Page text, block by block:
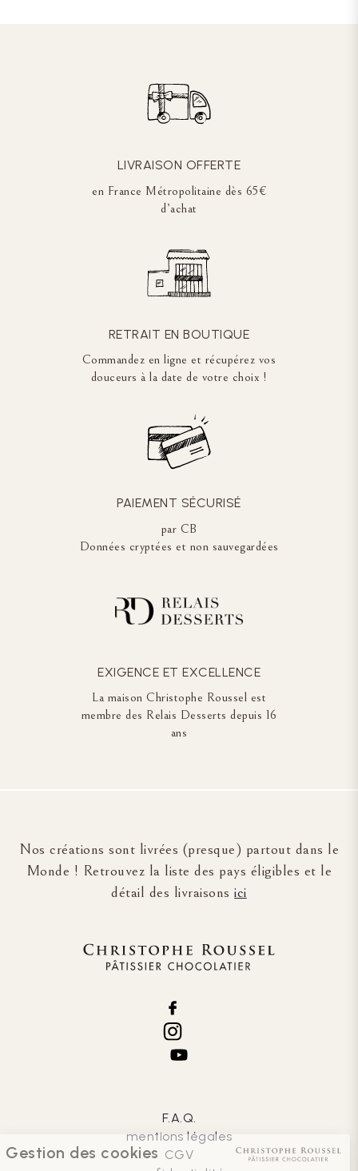
LIVRAISON OFFERTE
en France Métropolitaine dès 65€
d’achat
RETRAIT EN BOUTIQUE
Commandez en ligne et récupérez vos
douceurs à la date de votre choix !
PAIEMENT SÉCURISÉ
par CB
Données cryptées et non sauvegardées
EXIGENCE ET EXCELLENCE
La maison Christophe Roussel est
membre des Relais Desserts depuis 16
ans
Nos créations sont livrées (presque) partout dans le
Monde ! Retrouvez la liste des pays éligibles et le
détail des livraisonsici
F.A.Q.
mentions légales
CGV
Gestion des cookies